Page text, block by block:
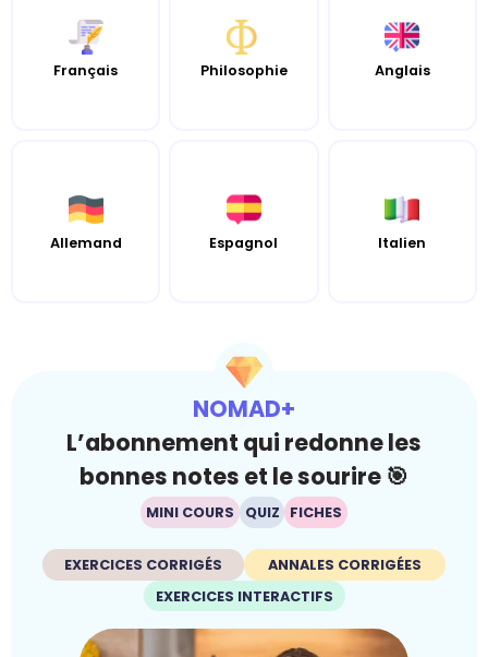
Français Philosophie Anglais
Allemand Espagnol Italien
NOMAD+
L’abonnement qui redonne les
bonnes notes et le sourire 🎯
MINI COURS QUIZ FICHES
EXERCICES CORRIGÉS
ANNALES CORRIGÉES
EXERCICES INTERACTIFS